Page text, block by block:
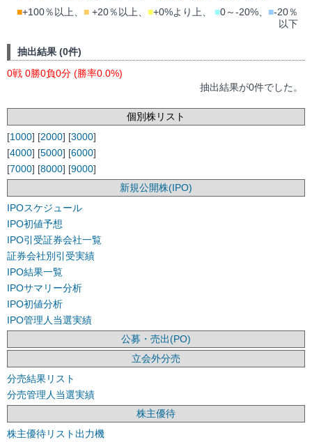
■+100％以上、 ■ +20％以上、 ■+0%より上、 ■0～-20%、 ■-20％
以下
抽出結果 (0件)
0戦 0勝0負0分 (勝率0.0%)
抽出結果が0件でした。
個別株リスト
[1000] [2000] [3000]
[4000] [5000] [6000]
[7000] [8000] [9000]
新規公開株(IPO)
IPOスケジュール
IPO初値予想
IPO引受証券会社一覧
証券会社別引受実績
IPO結果一覧
IPOサマリー分析
IPO初値分析
IPO管理人当選実績
公募・売出(PO)
立会外分売
分売結果リスト
分売管理人当選実績
株主優待
株主優待リスト出力機